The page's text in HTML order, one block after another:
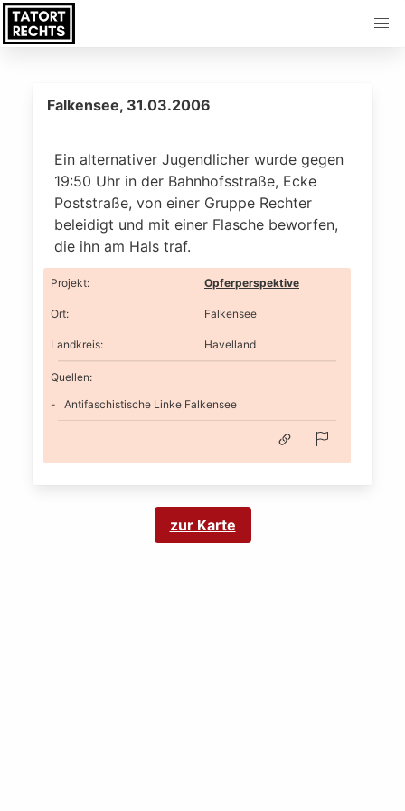
Falkensee, 31.03.2006
Ein alternativer Jugendlicher wurde gegen
19:50 Uhr in der Bahnhofsstraße, Ecke
Poststraße, von einer Gruppe Rechter
beleidigt und mit einer Flasche beworfen,
die ihn am Hals traf.
Projekt: Opferperspektive
Ort: Falkensee
Landkreis: Havelland
Quellen:
Antifaschistische Linke Falkensee
zur Karte